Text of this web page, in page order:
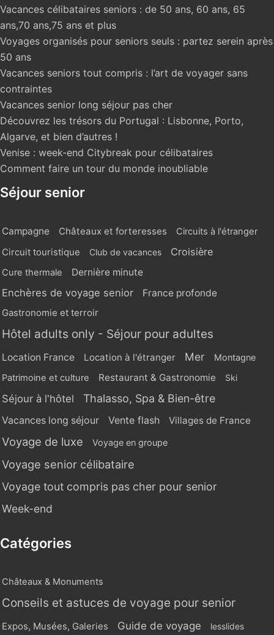
Vacances célibataires seniors : de 50 ans, 60 ans, 65
ans,70 ans,75 ans et plus
Voyages organisés pour seniors seuls : partez serein après
50 ans
Vacances seniors tout compris : l’art de voyager sans
contraintes
Vacances senior long séjour pas cher
Découvrez les trésors du Portugal : Lisbonne, Porto,
Algarve, et bien d’autres !
Venise : week-end Citybreak pour célibataires
Comment faire un tour du monde inoubliable
Séjour senior
Campagne Châteaux et forteresses
Circuits à l'étranger
Circuit touristique
Club de vacances Croisière
Cure thermale Dernière minute
Enchères de voyage senior
France profonde
Gastronomie et terroir
Hôtel adults only - Séjour pour adultes
Location France Location à l'étranger Mer Montagne
Patrimoine et culture Restaurant & Gastronomie Ski
Séjour à l'hôtel Thalasso, Spa & Bien-être
Vacances long séjour Vente flash Villages de France
Voyage de luxe Voyage en groupe
Voyage senior célibataire
Voyage tout compris pas cher pour senior
Week-end
Catégories
Châteaux & Monuments
Conseils et astuces de voyage pour senior
Expos, Musées, Galeries Guide de voyage lesslides